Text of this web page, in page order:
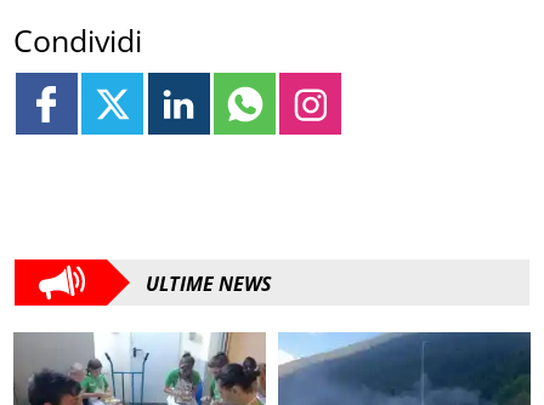
Condividi
ULTIME NEWS